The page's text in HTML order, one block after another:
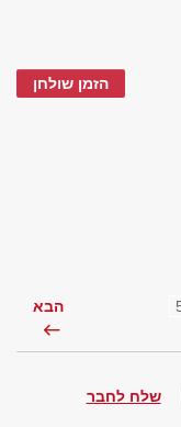
הזמן שולחן
הבא
שלח לחבר